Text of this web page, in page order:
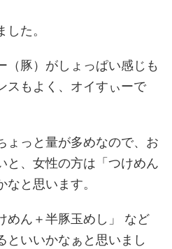
た。
（豚）がしょっぱい感じも
スもよく、オイすぃーで
ょっと量が多めなので、お
と、女性の方は「つけめん
と思います。
めん＋半豚玉めし」 など
といいかなぁと思いまし